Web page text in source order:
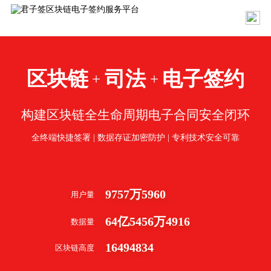
区块链 + 司法 + 电子签约
构建区块链全生命周期电子合同安全闭环
全终端快捷签署 | 数据存证加密防护 | 专利技术安全可靠
用户量 9757万5960
数据量 64亿5456万4916
区块链高度 16494834